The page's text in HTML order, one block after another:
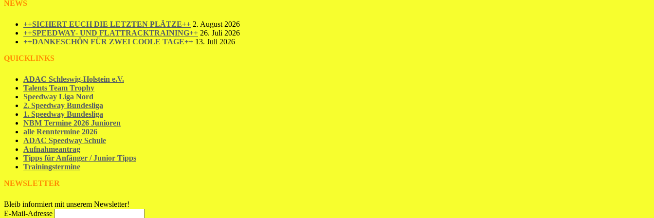
NEWS
++SICHERT EUCH DIE LETZTEN PLÄTZE++ 2. August 2026
++SPEEDWAY- UND FLATTRACKTRAINING++ 26. Juli 2026
++DANKESCHÖN FÜR ZWEI COOLE TAGE++ 13. Juli 2026
QUICKLINKS
ADAC Schleswig-Holstein e.V.
Talents Team Trophy
Speedway Liga Nord
2. Speedway Bundesliga
1. Speedway Bundesliga
NBM Termine 2026 Junioren
alle Renntermine 2026
ADAC Speedway Schule
Aufnahmeantrag
Tipps für Anfänger / Junior Tipps
Trainingstermine
NEWSLETTER
Bleib informiert mit unserem Newsletter!
E-Mail-Adresse